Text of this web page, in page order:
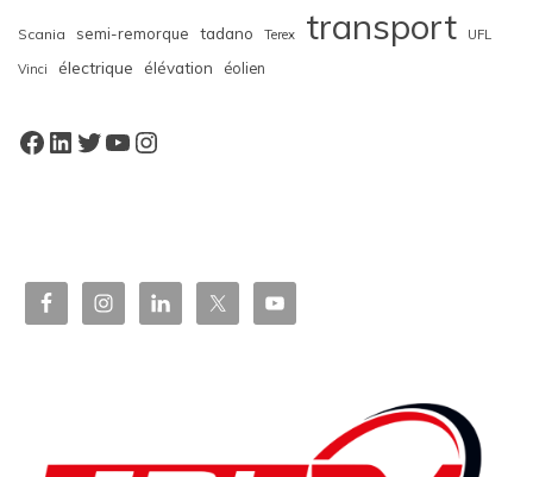
Scania semi-remorque tadano Terex transport UFL
Vinci électrique élévation éolien
Facebook
LinkedIn
Twitter
YouTube
Instagram